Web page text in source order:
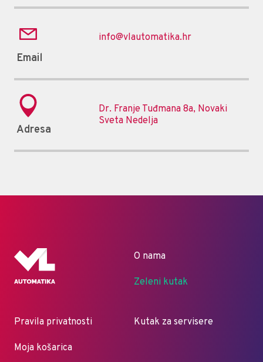
Email
info@vlautomatika.hr
Adresa
Dr. Franje Tuđmana 8a, Novaki
Sveta Nedelja
O nama
Zeleni kutak
Pravila privatnosti
Moja košarica
Kutak za servisere